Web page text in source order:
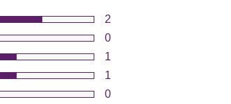
2
0
1
1
0